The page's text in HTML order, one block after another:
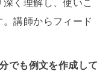
く理解し、使いこ
講師からフィード
でも例文を作成して